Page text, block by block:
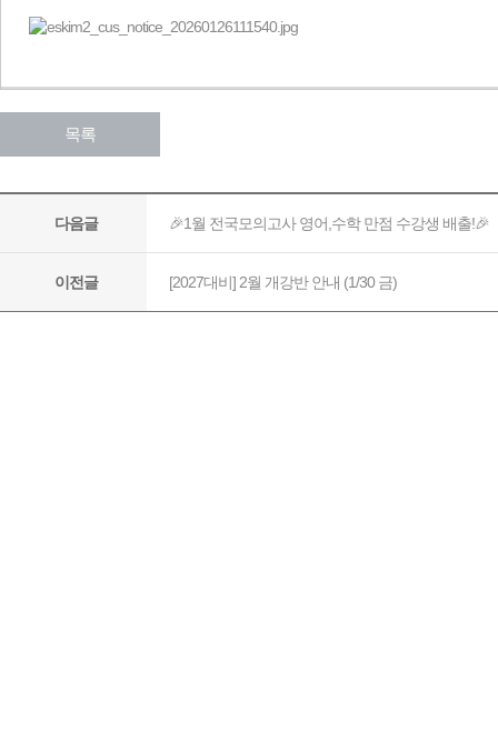
목록
다음글 🎉1월 전국모의고사 영어,수학 만점 수강생 배출!🎉
이전글 [2027대비] 2월 개강반 안내 (1/30 금)